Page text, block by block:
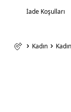
İade Koşulları
Kadın